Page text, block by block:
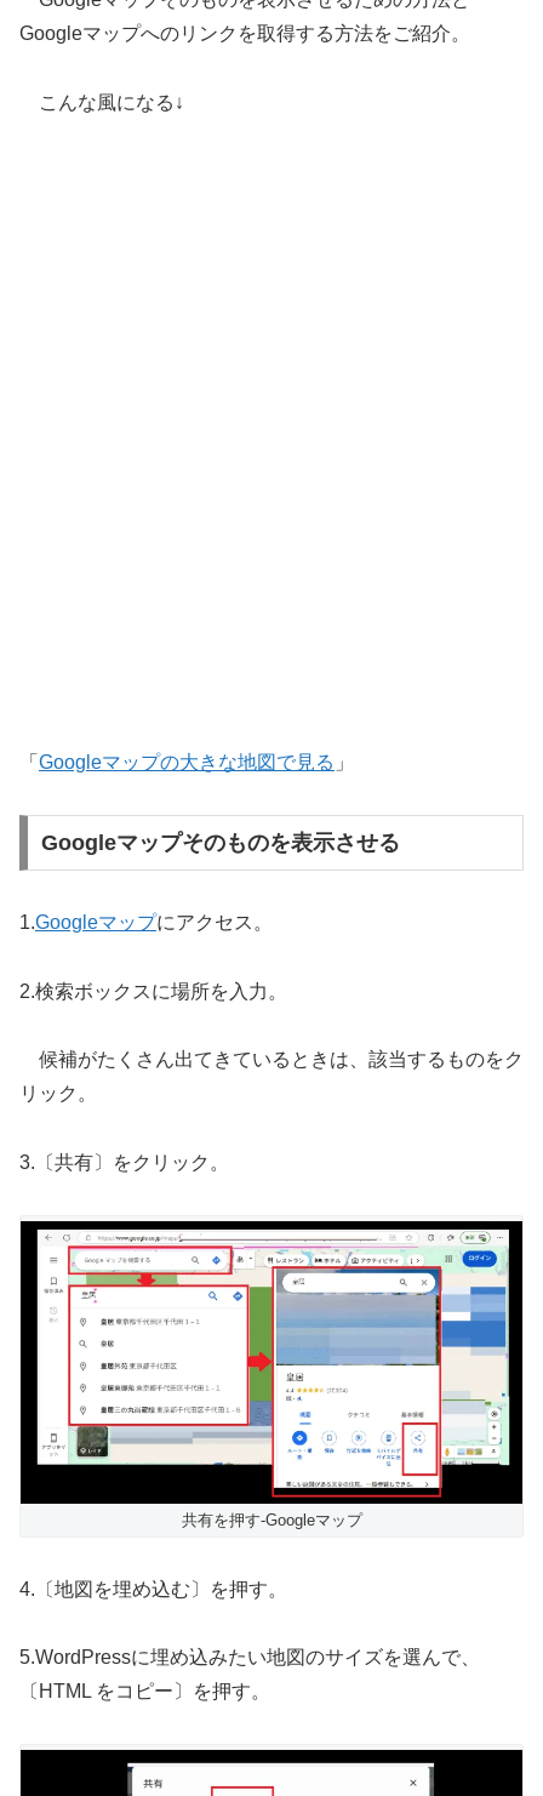
Googleマップへのリンクを取得する方法をご紹介。
こんな風になる↓
「 Googleマップの大きな地図で見る 」
Googleマップそのものを表示させる
1.Googleマップにアクセス。
2.検索ボックスに場所を入力。
候補がたくさん出てきているときは、該当するものをク
リック。
3.〔共有〕をクリック。
共有を押す-Googleマップ
4.〔地図を埋め込む〕を押す。
5.WordPressに埋め込みたい地図のサイズを選んで、
〔HTML をコピー〕を押す。